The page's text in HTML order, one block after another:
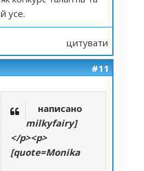
й усе.
цитувати
#11
написано
milkyfairy]
</p><p>
[quote=Monika